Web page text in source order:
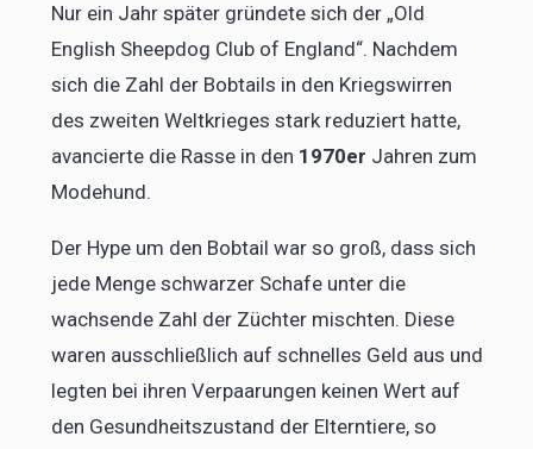
Nur ein Jahr später gründete sich der „Old
English Sheepdog Club of England“. Nachdem
sich die Zahl der Bobtails in den Kriegswirren
des zweiten Weltkrieges stark reduziert hatte,
avancierte die Rasse in den 1970er Jahren zum
Modehund.
Der Hype um den Bobtail war so groß, dass sich
jede Menge schwarzer Schafe unter die
wachsende Zahl der Züchter mischten. Diese
waren ausschließlich auf schnelles Geld aus und
legten bei ihren Verpaarungen keinen Wert auf
den Gesundheitszustand der Elterntiere, so